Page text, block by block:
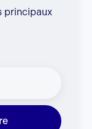
principaux